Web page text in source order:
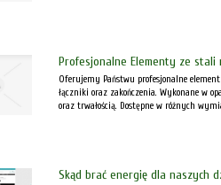
Profesjonalne Elementy ze stali
Oferujemy Państwu profesjonalne
łączniki oraz zakończenia. Wykonane w
oraz trwałością. Dostępne w różnych
Skąd brać energię dla naszych